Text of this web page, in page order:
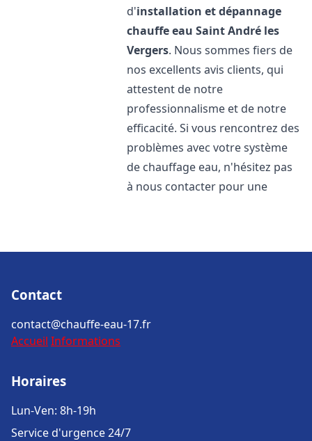
d'installation et dépannage
chauffe eau Saint André les
Vergers. Nous sommes fiers de
nos excellents avis clients, qui
attestent de notre
professionnalisme et de notre
efficacité. Si vous rencontrez des
problèmes avec votre système
de chauffage eau, n'hésitez pas
à nous contacter pour une
Contact
contact@chauffe-eau-17.fr
Accueil Informations
Horaires
Lun-Ven: 8h-19h
Service d'urgence 24/7